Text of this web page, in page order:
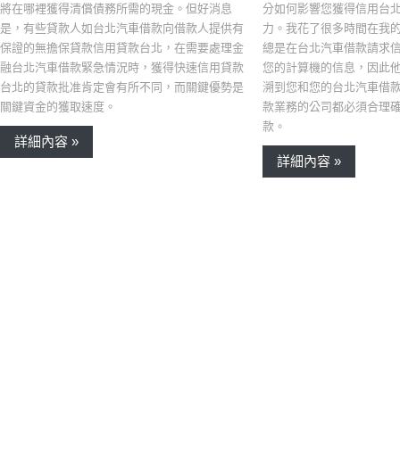
將在哪裡獲得清償債務所需的現金。但好消息
是，有些貸款人如台北汽車借款向借款人提供有
保證的無擔保貸款信用貸款台北，在需要處理金
融台北汽車借款緊急情況時，獲得快速信用貸款
台北的貸款批准肯定會有所不同，而關鍵優勢是
關鍵資金的獲取速度。
詳細內容 »
分如何影響您獲得信用台
力。我花了很多時間在我
總是在台北汽車借款請求
您的計算機的信息，因此
溯到您和您的台北汽車借
款業務的公司都必須合理
款。
詳細內容 »